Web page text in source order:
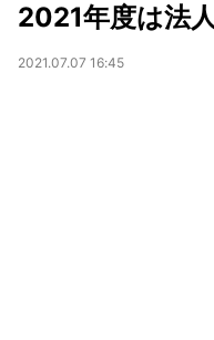
2021年度は法
2021.07.07 16:45